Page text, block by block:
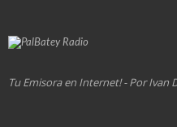
Tu Emisora en Internet! - Por Ivan